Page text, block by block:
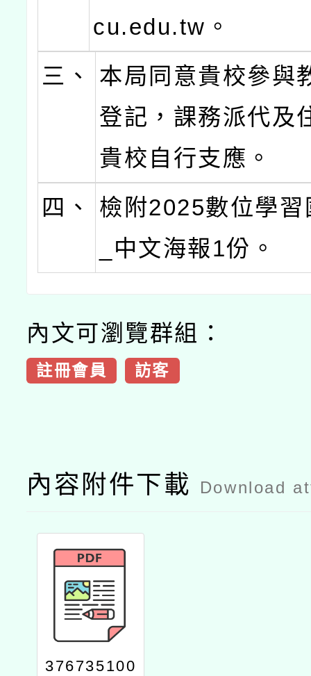
cu.edu.tw。
三、
本局同意貴校參與
登記，課務派代及
貴校自行支應。
四、
檢附2025數位學習
_中文海報1份。
內文可瀏覽群組：
註冊會員 訪客
內容附件下載 Download
376735100